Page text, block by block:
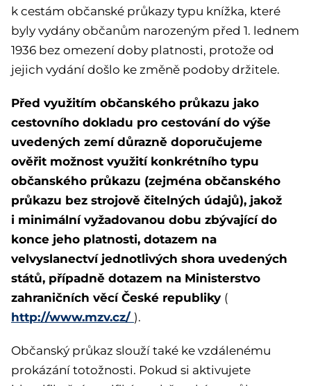
k cestám občanské průkazy typu knížka, které
byly vydány občanům narozeným před 1. lednem
1936 bez omezení doby platnosti, protože od
jejich vydání došlo ke změně podoby držitele.
Před využitím občanského průkazu jako
cestovního dokladu pro cestování do výše
uvedených zemí důrazně doporučujeme
ověřit možnost využití konkrétního typu
občanského průkazu (zejména občanského
průkazu bez strojově čitelných údajů), jakož
i minimální vyžadovanou dobu zbývající do
konce jeho platnosti, dotazem na
velvyslanectví jednotlivých shora uvedených
států, případně dotazem na Ministerstvo
zahraničních věcí České republiky (
http://www.mzv.cz/ ).
Občanský průkaz slouží také ke vzdálenému
prokázání totožnosti. Pokud si aktivujete